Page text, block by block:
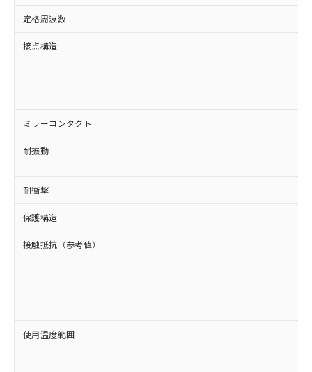
定格周波数
接点構造
ミラーコンタクト
耐振動
耐衝撃
保護構造
接触抵抗（参考値）
使用温度範囲